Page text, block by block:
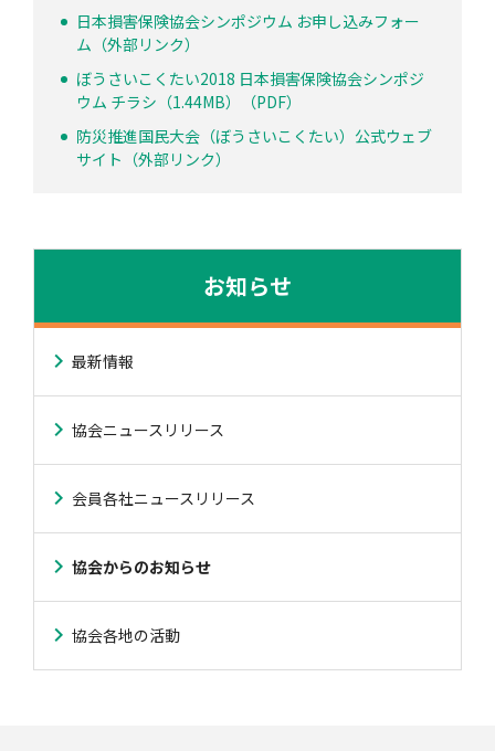
日本損害保険協会シンポジウム お申し込みフォー
ム（外部リンク）
ぼうさいこくたい2018 日本損害保険協会シンポジ
ウム チラシ（1.44MB）（PDF）
防災推進国民大会（ぼうさいこくたい）公式ウェブ
サイト（外部リンク）
お知らせ
最新情報
協会ニュースリリース
会員各社ニュースリリース
協会からのお知らせ
協会各地の活動